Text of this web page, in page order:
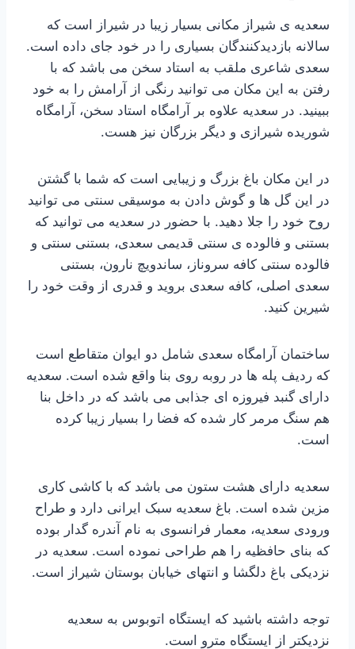
سعدیه ی شیراز مکانی بسیار زیبا در شیراز است که
سالانه بازدیدکنندگان بسیاری را در خود جای داده است.
سعدی شاعری ملقب به استاد سخن می باشد که با
رفتن به این مکان می توانید رنگی از آرامش را به خود
ببینید. در سعدیه علاوه بر آرامگاه استاد سخن، آرامگاه
شوریده شیرازی و دیگر بزرگان نیز هست.
در این مکان باغ بزرگ و زیبایی است که شما با گشتن
در این گل ها و گوش دادن به موسیقی سنتی می توانید
روح خود را جلا دهید. با حضور در سعدیه می توانید که
بستنی و فالوده ی سنتی قدیمی سعدی، بستنی سنتی و
فالوده سنتی کافه سروناز، ساندویچ نارون، بستنی
سعدی اصلی، کافه سعدی بروید و قدری از وقت خود را
شیرین کنید.
ساختمان آرامگاه سعدی شامل دو ایوان متقاطع است
که ردیف پله ها در روبه روی بنا واقع شده است. سعدیه
دارای گنبد فیروزه ای جذابی می باشد که در داخل بنا
هم سنگ مرمر کار شده که فضا را بسیار زیبا کرده
است.
سعدیه دارای هشت ستون می باشد که با کاشی کاری
مزین شده است. باغ سعدیه سبک ایرانی دارد و طراح
ورودی سعدیه، معمار فرانسوی به نام آندره گدار بوده
که بنای حافظیه را هم طراحی نموده است. سعدیه در
نزدیکی باغ دلگشا و انتهای خیابان بوستان شیراز است.
توجه داشته باشید که ایستگاه اتوبوس به سعدیه
نزدیکتر از ایستگاه مترو است.